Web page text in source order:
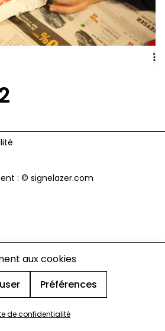
aux cookies
Préférences
de confidentialité
: © signelazer.com